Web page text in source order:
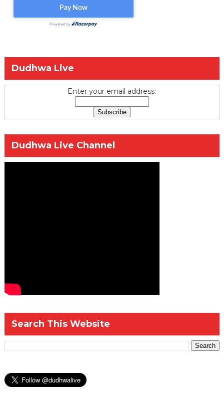
Dudhwa Live
Enter your email address:
Dudhwa Live Channel
Search This Website